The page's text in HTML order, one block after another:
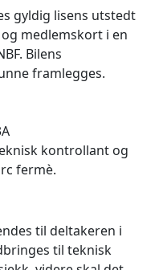
gyldig lisens utstedt
medlemskort i en
Bilens
framlegges.
kontrollant og
fermè.
til deltakeren i
til teknisk